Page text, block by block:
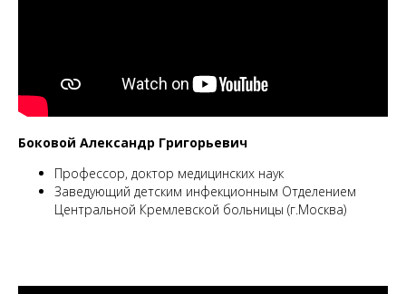
Боковой Александр Григорьевич
Профессор, доктор медицинских наук
Заведующий детским инфекционным Отделением
Центральной Кремлевской больницы (г.Москва)